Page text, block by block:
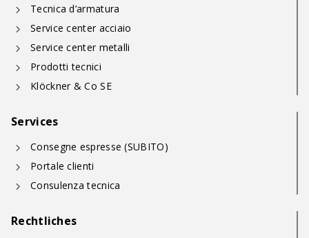
Tecnica d’armatura
Service center acciaio
Service center metalli
Prodotti tecnici
Klöckner & Co SE
Services
Consegne espresse (SUBITO)
Portale clienti
Consulenza tecnica
Rechtliches